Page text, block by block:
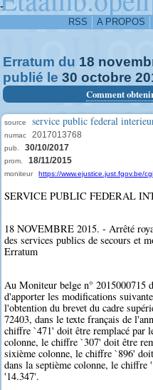
-
RSS A PROPOS
Erratum du 18
publié le 30 octobre
Comment
source service public federal
numac 2017013768
pub. 30/10/2017
prom. 18/11/2015
moniteur https://www.ejustice.just.fgov.be/
SERVICE PUBLIC FEDERAL
18 NOVEMBRE 2015. - Arrêté
des services publics de secours et
Erratum
Au Moniteur belge n° 2015000715
d'apporter les modifications
l'obtention du brevet du cadre
72403, dans le texte français de
chiffre `471' doit être remplacé par
colonne, le chiffre `307' doit être
sixième colonne, le chiffre `896'
dans la septième colonne, le
'14.347'.